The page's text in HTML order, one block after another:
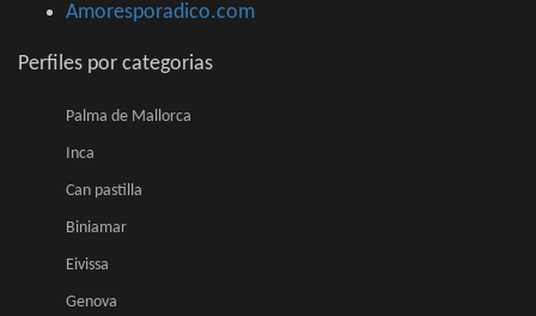
Amoresporadico.com
Perfiles por categorias
Palma de Mallorca
Inca
Can pastilla
Biniamar
Eivissa
Genova